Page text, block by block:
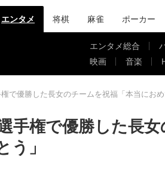
エンタメ 将棋 麻雀 ポーカー
エンタメ総合
映画
音楽
で優勝した長女のチームを祝福「本当におめ
手権で優勝した長女
」